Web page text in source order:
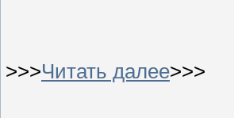
>>>Читать далее>>>